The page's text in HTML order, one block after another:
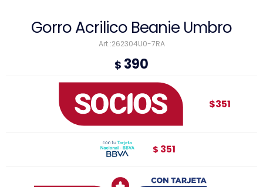
Gorro Acrilico Beanie Umbro
262304U0-7RA
$ 390
$351
$ 351